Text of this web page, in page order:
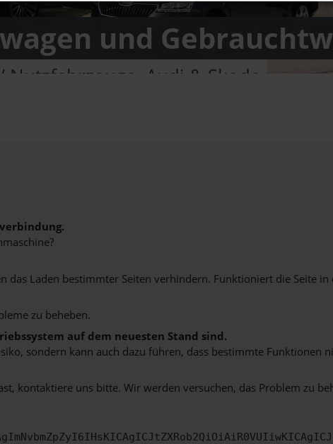
und
Nutzfahrzeuge, Audi & Skoda
das Laden bestimmter Seiten verhindern. Funktioniert die Seite
zu beheben.
auf dem neuesten Stand sind.
sondern kann auch dazu führen, dass bestimmte Funktionen
kontaktiere uns bitte. Wir werden versuchen, das Problem zu